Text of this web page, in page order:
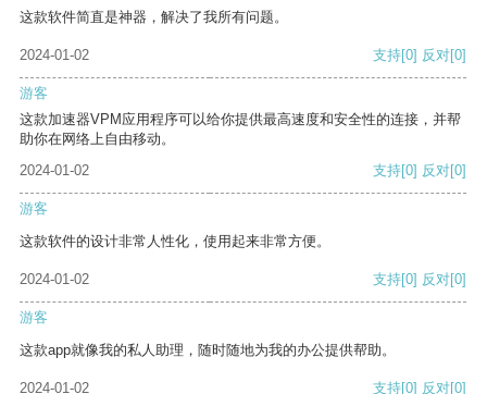
这款软件简直是神器，解决了我所有问题。
2024-01-02 支持[0] 反对[0]
游客
这款加速器VPM应用程序可以给你提供最高速度和安全性的连接，并帮
助你在网络上自由移动。
2024-01-02
支持[0] 反对[0]
游客
这款软件的设计非常人性化，使用起来非常方便。
2024-01-02 支持[0] 反对[0]
游客
这款app就像我的私人助理，随时随地为我的办公提供帮助。
2024-01-02 支持[0] 反对[0]